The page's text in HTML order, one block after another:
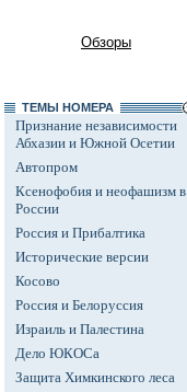
Обзоры
ТЕМЫ НОМЕРА
Признание независимости
Абхазии и Южной Осетии
Автопром
Ксенофобия и неофашизм в
России
Россия и Прибалтика
Исторические версии
Косово
Россия и Белоруссия
Израиль и Палестина
Дело ЮКОСа
Защита Химкинского леса